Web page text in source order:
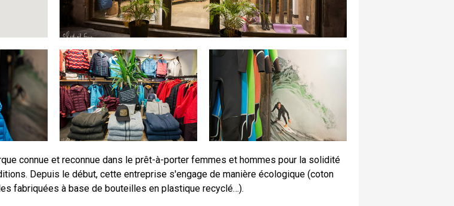
connue et reconnue dans le prêt-à-porter femmes et hommes pour la solidité
Depuis le début, cette entreprise s'engage de manière écologique (coton
fabriquées à base de bouteilles en plastique recyclé…).